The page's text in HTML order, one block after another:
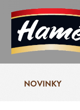
NOVINKY